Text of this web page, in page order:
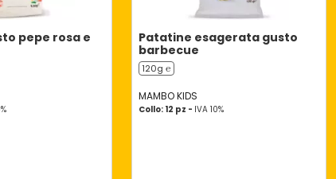
pepe rosa e
Patatine esagerata gusto
barbecue
120g ℮
MAMBO KIDS
Collo: 12 pz - IVA 10%